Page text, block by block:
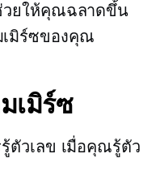
วยให้คุณฉลาดขึ้น
เมิร์ซของคุณ
เมิร์ซ
ตัวเลข เมื่อคุณรู้ตัว